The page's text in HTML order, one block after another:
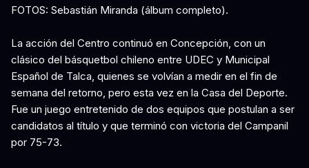
FOTOS: Sebastián Miranda (álbum completo).
La acción del Centro continuó en Concepción, con un
clásico del básquetbol chileno entre UDEC y Municipal
Español de Talca, quienes se volvían a medir en el fin de
semana del retorno, pero esta vez en la Casa del Deporte.
Fue un juego entretenido de dos equipos que postulan a ser
candidatos al título y que terminó con victoria del Campanil
por 75-73.